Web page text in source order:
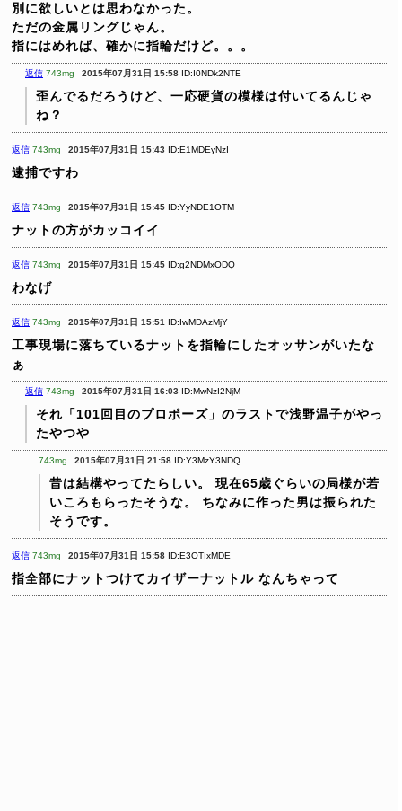
別に欲しいとは思わなかった。
ただの金属リングじゃん。
指にはめれば、確かに指輪だけど。。。
返信 743mg 2015年07月31日 15:58 ID:I0NDk2NTE
歪んでるだろうけど、一応硬貨の模様は付いてるんじゃ
ね？
返信 743mg 2015年07月31日 15:43 ID:E1MDEyNzI
逮捕ですわ
返信 743mg 2015年07月31日 15:45 ID:YyNDE1OTM
ナットの方がカッコイイ
返信 743mg 2015年07月31日 15:45 ID:g2NDMxODQ
わなげ
返信 743mg 2015年07月31日 15:51 ID:IwMDAzMjY
工事現場に落ちているナットを指輪にしたオッサンがいたな
ぁ
返信 743mg 2015年07月31日 16:03 ID:MwNzI2NjM
それ「101回目のプロポーズ」のラストで浅野温子がやっ
たやつや
743mg 2015年07月31日 21:58 ID:Y3MzY3NDQ
昔は結構やってたらしい。
現在65歳ぐらいの局様が若
いころもらったそうな。
ちなみに作った男は振られた
そうです。
返信 743mg 2015年07月31日 15:58 ID:E3OTIxMDE
指全部にナットつけてカイザーナットル なんちゃって